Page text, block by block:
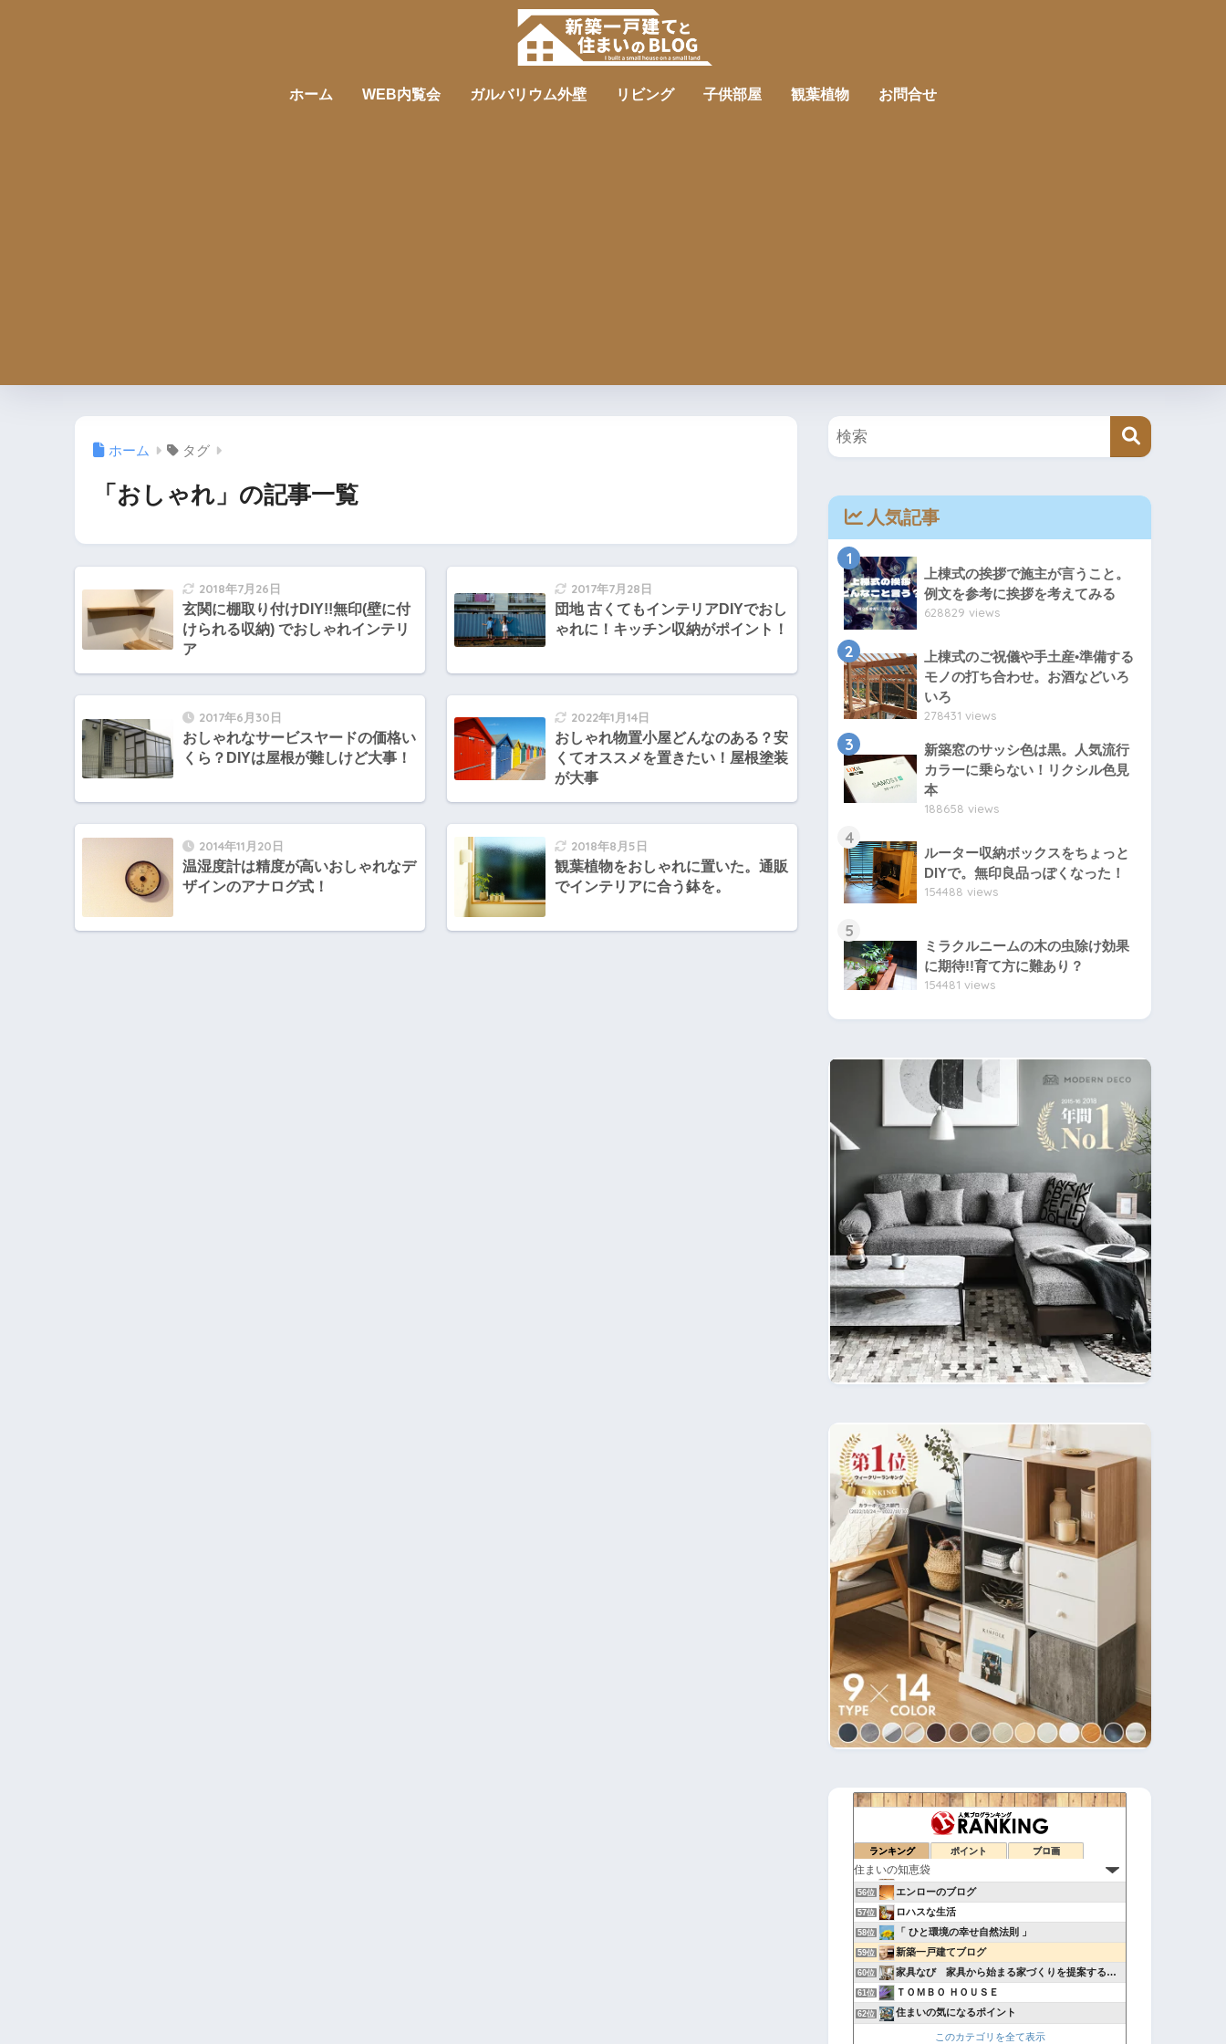
ホーム WEB内覧会 ガルバリウム外壁 リビング 子供部屋 観葉植物 お問合せ
ホーム タグ
「おしゃれ」の記事一覧
2018年7月26日
玄関に棚取り付けDIY!!無印(壁に付
けられる収納) でおしゃれインテリ
ア
2017年7月28日
団地 古くてもインテリアDIYでおし
ゃれに！キッチン収納がポイント！
2017年6月30日
おしゃれなサービスヤードの価格い
くら？DIYは屋根が難しけど大事！
2022年1月14日
おしゃれ物置小屋どんなのある？安
くてオススメを置きたい！屋根塗装
が大事
2014年11月20日
温湿度計は精度が高いおしゃれなデ
ザインのアナログ式！
2018年8月5日
観葉植物をおしゃれに置いた。通販
でインテリアに合う鉢を。
人気記事
1
上棟式の挨拶で施主が言うこと。
例文を参考に挨拶を考えてみる
628829 views
2
上棟式のご祝儀や手土産•準備する
モノの打ち合わせ。お酒などいろ
いろ
278431 views
3
新築窓のサッシ色は黒。人気流行
カラーに乗らない！リクシル色見
本
188658 views
4
ルーター収納ボックスをちょっと
DIYで。無印良品っぽくなった！
154488 views
5
ミラクルニームの木の虫除け効果
に期待!!育て方に難あり？
154481 views
ランキング ポイント ブロ画
じんさんの「戸建て住宅の闇」ブログ
片山友見の暮らしノート
54位 松尾建設の地盤の時間‐ハイスピード工法で安心住宅‐
55位 日向建設の知っ得マメ情報
56位 エンローのブログ
57位 ロハスな生活
58位 「 ひと環境の幸せ自然法則 」
59位 新築一戸建てブログ
60位 家具なび 家具から始まる家づくりを提案するインテリアショップ
61位 ＴＯＭＢＯ ＨＯＵＳＥ
62位 住まいの気になるポイント
家相コンシェルジュ
このカテゴリを全て表示